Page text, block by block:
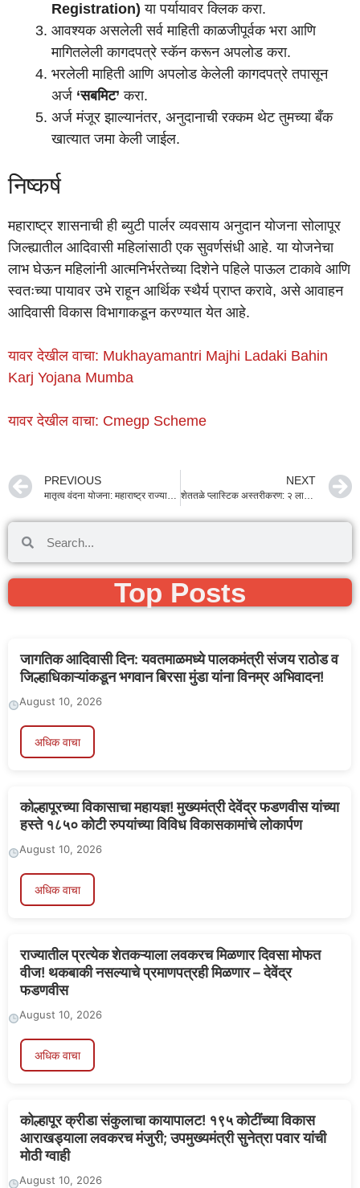
Registration) या पर्यायावर क्लिक करा.
आवश्यक असलेली सर्व माहिती काळजीपूर्वक भरा आणि
मागितलेली कागदपत्रे स्कॅन करून अपलोड करा.
भरलेली माहिती आणि अपलोड केलेली कागदपत्रे तपासून
अर्ज ‘सबमिट’ करा.
अर्ज मंजूर झाल्यानंतर, अनुदानाची रक्कम थेट तुमच्या बँक
खात्यात जमा केली जाईल.
निष्कर्ष
महाराष्ट्र शासनाची ही ब्युटी पार्लर व्यवसाय अनुदान योजना सोलापूर
जिल्ह्यातील आदिवासी महिलांसाठी एक सुवर्णसंधी आहे. या योजनेचा
लाभ घेऊन महिलांनी आत्मनिर्भरतेच्या दिशेने पहिले पाऊल टाकावे आणि
स्वतःच्या पायावर उभे राहून आर्थिक स्थैर्य प्राप्त करावे, असे आवाहन
आदिवासी विकास विभागाकडून करण्यात येत आहे.
यावर देखील वाचा: Mukhayamantri Majhi Ladaki Bahin
Karj Yojana Mumba
यावर देखील वाचा: Cmegp Scheme
PREVIOUS
मातृत्व वंदना योजना: महाराष्ट्र राज्यातील मातांना ५००० ते ६००० रु. आर्थिक मदत
NEXT
शेततळे प्लास्टिक अस्तरीकरण: २ लाखांपर्यंत अनुदान, असा करा अर्ज
Top Posts
जागतिक आदिवासी दिन: यवतमाळमध्ये पालकमंत्री संजय राठोड व
जिल्हाधिकाऱ्यांकडून भगवान बिरसा मुंडा यांना विनम्र अभिवादन!
August 10, 2026
अधिक वाचा
कोल्हापूरच्या विकासाचा महायज्ञ! मुख्यमंत्री देवेंद्र फडणवीस यांच्या
हस्ते १८५० कोटी रुपयांच्या विविध विकासकामांचे लोकार्पण
August 10, 2026
अधिक वाचा
राज्यातील प्रत्येक शेतकऱ्याला लवकरच मिळणार दिवसा मोफत
वीज! थकबाकी नसल्याचे प्रमाणपत्रही मिळणार – देवेंद्र
फडणवीस
August 10, 2026
अधिक वाचा
कोल्हापूर क्रीडा संकुलाचा कायापालट! १९५ कोटींच्या विकास
आराखड्याला लवकरच मंजुरी; उपमुख्यमंत्री सुनेत्रा पवार यांची
मोठी ग्वाही
August 10, 2026